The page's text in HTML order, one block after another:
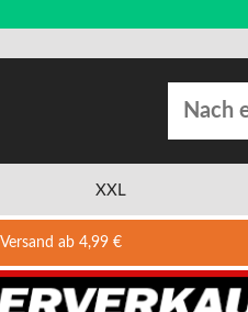
XXL
Versand ab 4,99 €